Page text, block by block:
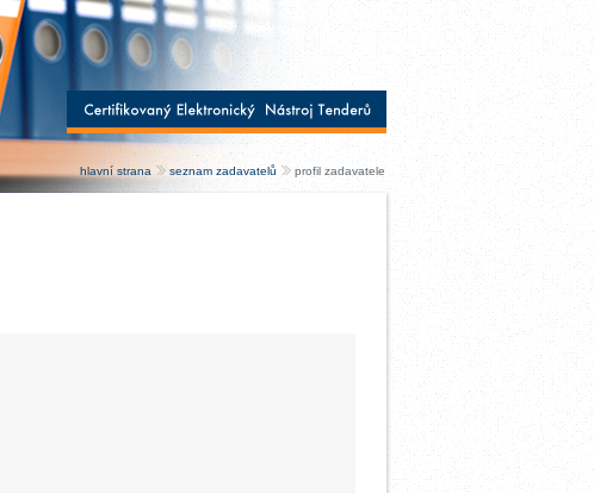
hlavní strana seznam zadavatelů profil zadavatele